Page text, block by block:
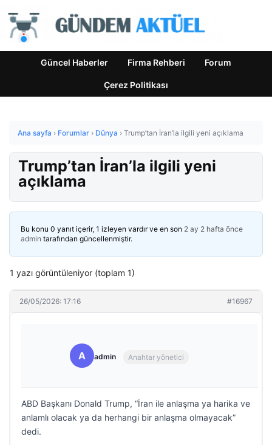
Güncel Haberler Firma Rehberi Forum
Çerez Politikası
Ana sayfa › Forumlar › Dünya › Trump’tan İran’la ilgili yeni açıklama
Trump’tan İran’la ilgili yeni
açıklama
Bu konu 0 yanıt içerir, 1 izleyen vardır ve en son 2 ay 2 hafta önce
admin tarafından güncellenmiştir.
1 yazı görüntüleniyor (toplam 1)
26/05/2026: 17:16 #16967
A admin Anahtar yönetici
ABD Başkanı Donald Trump, “İran ile anlaşma ya harika ve
anlamlı olacak ya da herhangi bir anlaşma olmayacak”
dedi.